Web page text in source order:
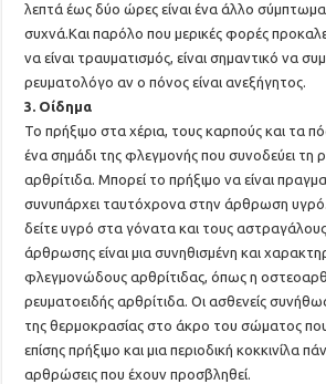
λεπτά έως δύο ώρες είναι ένα άλλο
συχνά.Και παρόλο που μερικές φορές
να είναι τραυματισμός, είναι σημαντικό να
ρευματολόγο αν ο πόνος είναι ανεξήγητος.
3. Οίδημα
Το πρήξιμο στα χέρια, τους καρπούς και τα
ένα σημάδι της φλεγμονής που συνοδεύει τη
αρθρίτιδα. Μπορεί το πρήξιμο να είναι
συνυπάρχει ταυτόχρονα στην άρθρωση υγρό.
δείτε υγρό στα γόνατα και τους
άρθρωσης είναι μια συνηθισμένη και
φλεγμονώδους αρθρίτιδας, όπως η
ρευματοειδής αρθρίτιδα. Οι ασθενείς
της θερμοκρασίας στο άκρο του σώματος
επίσης πρήξιμο και μια περιοδική κοκκινίλα
αρθρώσεις που έχουν προσβληθεί.